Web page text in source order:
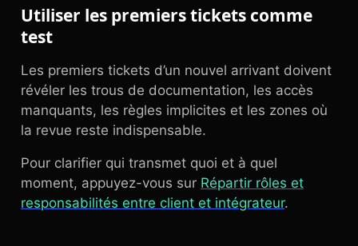
Utiliser les premiers tickets comme
test
Les premiers tickets d’un nouvel arrivant doivent
révéler les trous de documentation, les accès
manquants, les règles implicites et les zones où
la revue reste indispensable.
Pour clarifier qui transmet quoi et à quel
moment, appuyez-vous sur Répartir rôles et
responsabilités entre client et intégrateur.